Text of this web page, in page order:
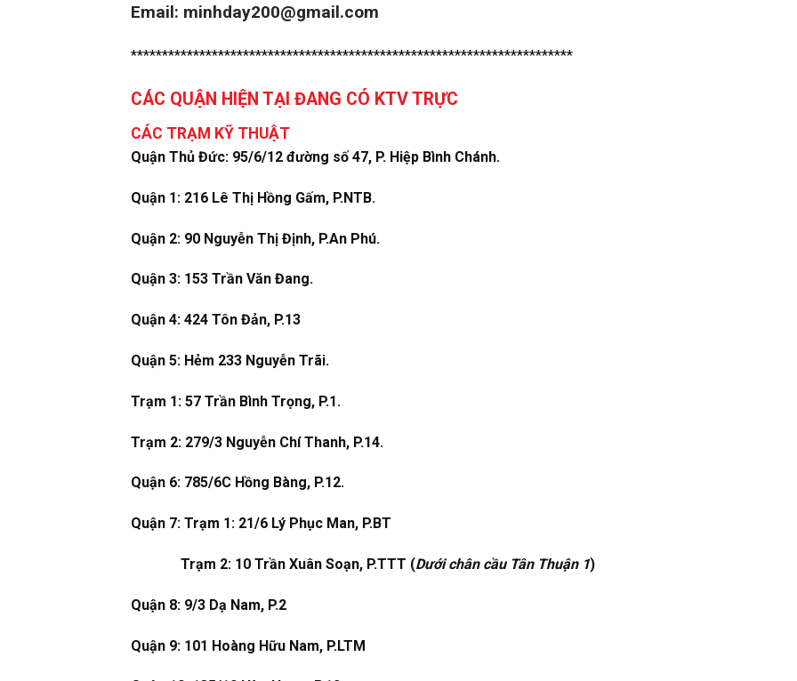
Email: minhday200@gmail.com
***********************************************************************
CÁC QUẬN HIỆN TẠI ĐANG CÓ KTV TRỰC
CÁC TRẠM KỸ THUẬT
Quận Thủ Đức: 95/6/12 đường số 47, P. Hiệp Bình Chánh.
Quận 1: 216 Lê Thị Hồng Gấm, P.NTB.
Quận 2: 90 Nguyễn Thị Định, P.An Phú.
Quận 3: 153 Trần Văn Đang.
Quận 4: 424 Tôn Đản, P.13
Quận 5: Hẻm 233 Nguyễn Trãi.
Trạm 1: 57 Trần Bình Trọng, P.1.
Trạm 2: 279/3 Nguyễn Chí Thanh, P.14.
Quận 6: 785/6C Hồng Bàng, P.12.
Quận 7: Trạm 1: 21/6 Lý Phục Man, P.BT
Trạm 2: 10 Trần Xuân Soạn, P.TTT (Dưới chân cầu Tân Thuận 1)
Quận 8: 9/3 Dạ Nam, P.2
Quận 9: 101 Hoàng Hữu Nam, P.LTM